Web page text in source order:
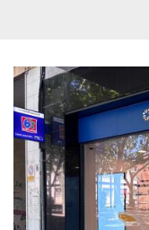
a
l
s